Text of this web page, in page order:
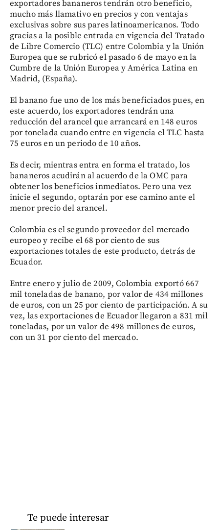
exportadores bananeros tendrán otro beneficio,
mucho más llamativo en precios y con ventajas
exclusivas sobre sus pares latinoamericanos. Todo
gracias a la posible entrada en vigencia del Tratado
de Libre Comercio (TLC) entre Colombia y la Unión
Europea que se rubricó el pasado 6 de mayo en la
Cumbre de la Unión Europea y América Latina en
Madrid, (España).
El banano fue uno de los más beneficiados pues, en
este acuerdo, los exportadores tendrán una
reducción del arancel que arrancará en 148 euros
por tonelada cuando entre en vigencia el TLC hasta
75 euros en un periodo de 10 años.
Es decir, mientras entra en forma el tratado, los
bananeros acudirán al acuerdo de la OMC para
obtener los beneficios inmediatos. Pero una vez
inicie el segundo, optarán por ese camino ante el
menor precio del arancel.
Colombia es el segundo proveedor del mercado
europeo y recibe el 68 por ciento de sus
exportaciones totales de este producto, detrás de
Ecuador.
Entre enero y julio de 2009, Colombia exportó 667
mil toneladas de banano, por valor de 434 millones
de euros, con un 25 por ciento de participación. A su
vez, las exportaciones de Ecuador llegaron a 831 mil
toneladas, por un valor de 498 millones de euros,
con un 31 por ciento del mercado.
Te puede interesar